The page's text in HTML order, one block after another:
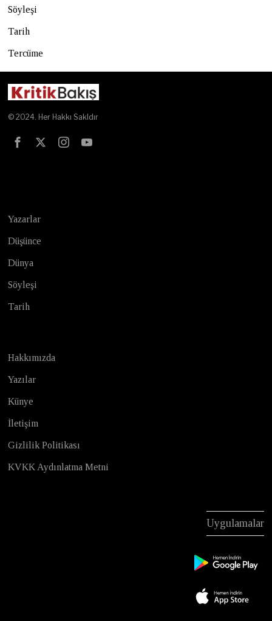
Söyleşi
Tarih
Tercüme
© 2024. Her Hakkı Sakldır
Yazarlar
Düşünce
Dünya
Söyleşi
Tarih
Hakkımızda
Yazılar
Künye
İletişim
Gizlilik Politikası
KVKK Aydınlatma Metni
Uygulamalar